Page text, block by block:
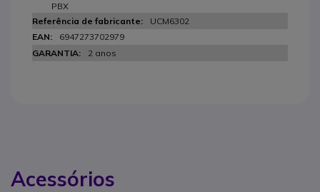
PBX
UCM6302
6947273702979
2 anos
Acessórios